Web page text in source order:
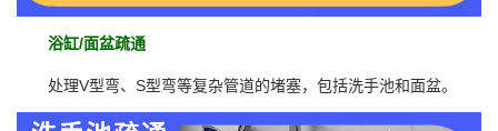
浴缸/面盆疏通
处理V型弯、S型弯等复杂管道的堵塞，包括洗手池和面盆。